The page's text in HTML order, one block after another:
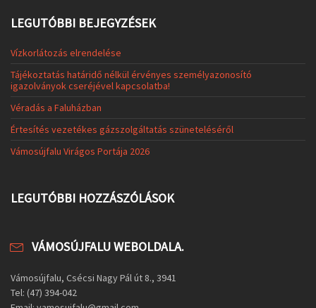
LEGUTÓBBI BEJEGYZÉSEK
Vízkorlátozás elrendelése
Tájékoztatás határidő nélkül érvényes személyazonosító
igazolványok cseréjével kapcsolatba!
Véradás a Faluházban
Értesítés vezetékes gázszolgáltatás szüneteléséről
Vámosújfalu Virágos Portája 2026
LEGUTÓBBI HOZZÁSZÓLÁSOK
VÁMOSÚJFALU WEBOLDALA.
Vámosújfalu, Csécsi Nagy Pál út 8., 3941
Tel: (47) 394-042